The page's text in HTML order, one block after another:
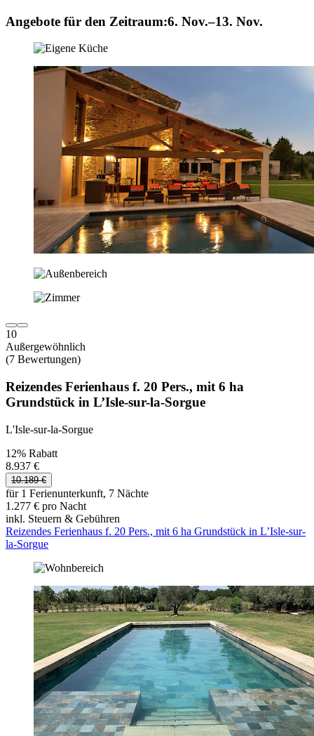
Angebote für den Zeitraum:6. Nov.–13. Nov.
10
Außergewöhnlich
(7 Bewertungen)
Reizendes Ferienhaus f. 20 Pers., mit 6 ha
Grundstück in L’Isle-sur-la-Sorgue
L'Isle-sur-la-Sorgue
12% Rabatt
8.937 €
10.189 €
für 1 Ferienunterkunft, 7 Nächte
1.277 € pro Nacht
inkl. Steuern & Gebühren
Reizendes Ferienhaus f. 20 Pers., mit 6 ha Grundstück in L’Isle-sur-
la-Sorgue